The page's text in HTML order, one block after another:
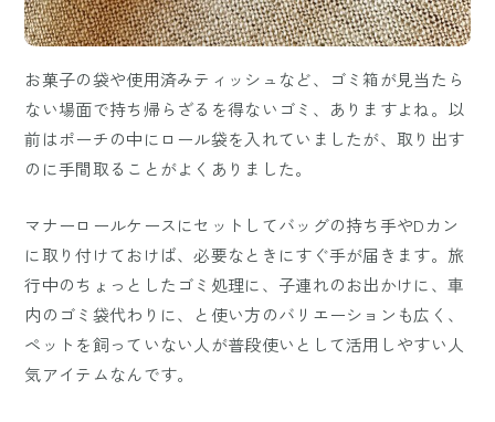
お菓子の袋や使用済みティッシュなど、ゴミ箱が見当たら
ない場面で持ち帰らざるを得ないゴミ、ありますよね。以
前はポーチの中にロール袋を入れていましたが、取り出す
のに手間取ることがよくありました。
マナーロールケースにセットしてバッグの持ち手やDカン
に取り付けておけば、必要なときにすぐ手が届きます。旅
行中のちょっとしたゴミ処理に、子連れのお出かけに、車
内のゴミ袋代わりに、と使い方のバリエーションも広く、
ペットを飼っていない人が普段使いとして活用しやすい人
気アイテムなんです。